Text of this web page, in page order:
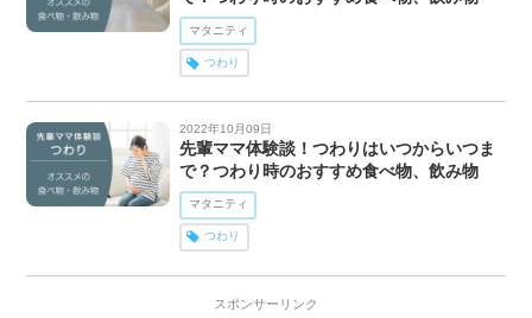
マタニティ
つわり
2022年10月09日
先輩ママ体験談！つわりはいつからいつま
で？つわり時のおすすめ食べ物、飲み物
マタニティ
つわり
スポンサーリンク